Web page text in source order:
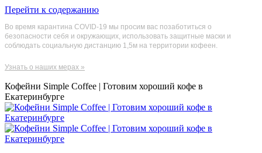
Перейти к содержанию
Во время карантина COVID-19 мы просим вас позаботиться о
безопасности себя и окружающих, использовать защитные маски и
соблюдать социальную дистанцию 1,5м на территории кофеен.
Узнать о наших мерах »
Кофейни Simple Coffee | Готовим хороший кофе в
Екатеринбурге